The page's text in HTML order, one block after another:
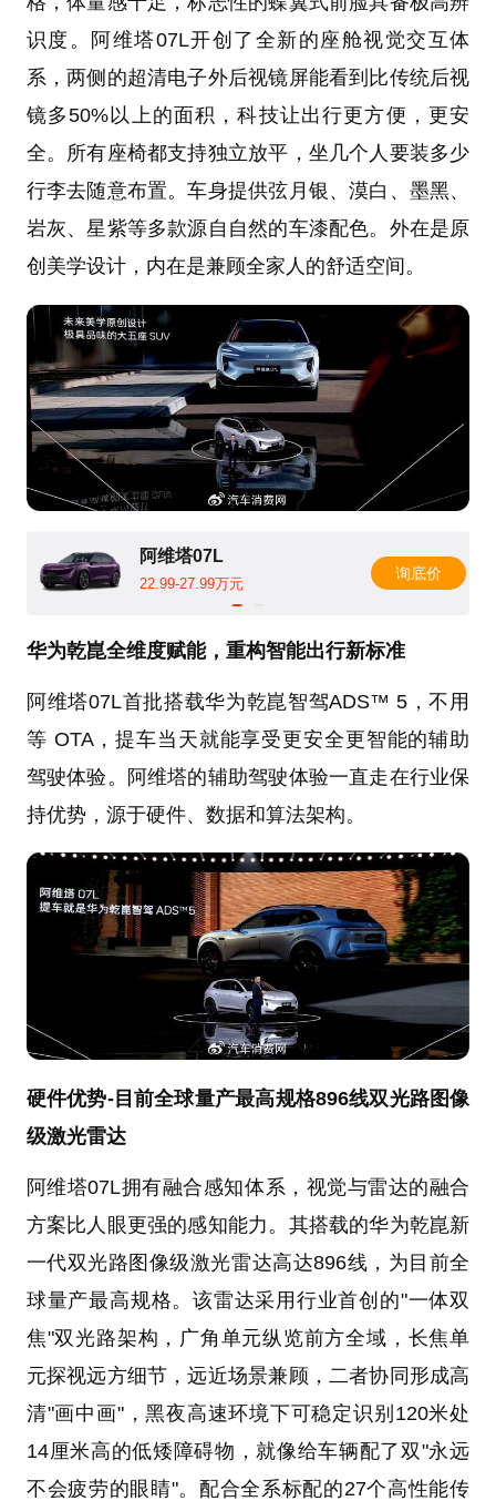
识度。阿维塔07L开创了全新的座舱视觉交互体
系，两侧的超清电子外后视镜屏能看到比传统后视
镜多50%以上的面积，科技让出行更方便，更安
全。所有座椅都支持独立放平，坐几个人要装多少
行李去随意布置。车身提供弦月银、漠白、墨黑、
岩灰、星紫等多款源自自然的车漆配色。外在是原
创美学设计，内在是兼顾全家人的舒适空间。
阿维塔07L
22.99-27.99万元
询底价
华为乾崑全维度赋能，重构智能出行新标准
阿维塔07L首批搭载华为乾崑智驾ADS™ 5，不用
等 OTA，提车当天就能享受更安全更智能的辅助
驾驶体验。阿维塔的辅助驾驶体验一直走在行业保
持优势，源于硬件、数据和算法架构。
硬件优势-目前全球量产最高规格896线双光路图像
级激光雷达
阿维塔07L拥有融合感知体系，视觉与雷达的融合
方案比人眼更强的感知能力。其搭载的华为乾崑新
一代双光路图像级激光雷达高达896线，为目前全
球量产最高规格。该雷达采用行业首创的"一体双
焦"双光路架构，广角单元纵览前方全域，长焦单
元探视远方细节，远近场景兼顾，二者协同形成高
清"画中画"，黑夜高速环境下可稳定识别120米处
14厘米高的低矮障碍物，就像给车辆配了双"永远
不会疲劳的眼睛"。配合全系标配的27个高性能传